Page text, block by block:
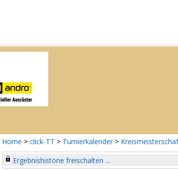
Home > click-TT > Turnierkalender >
Ergebnishistorie freischalten ...